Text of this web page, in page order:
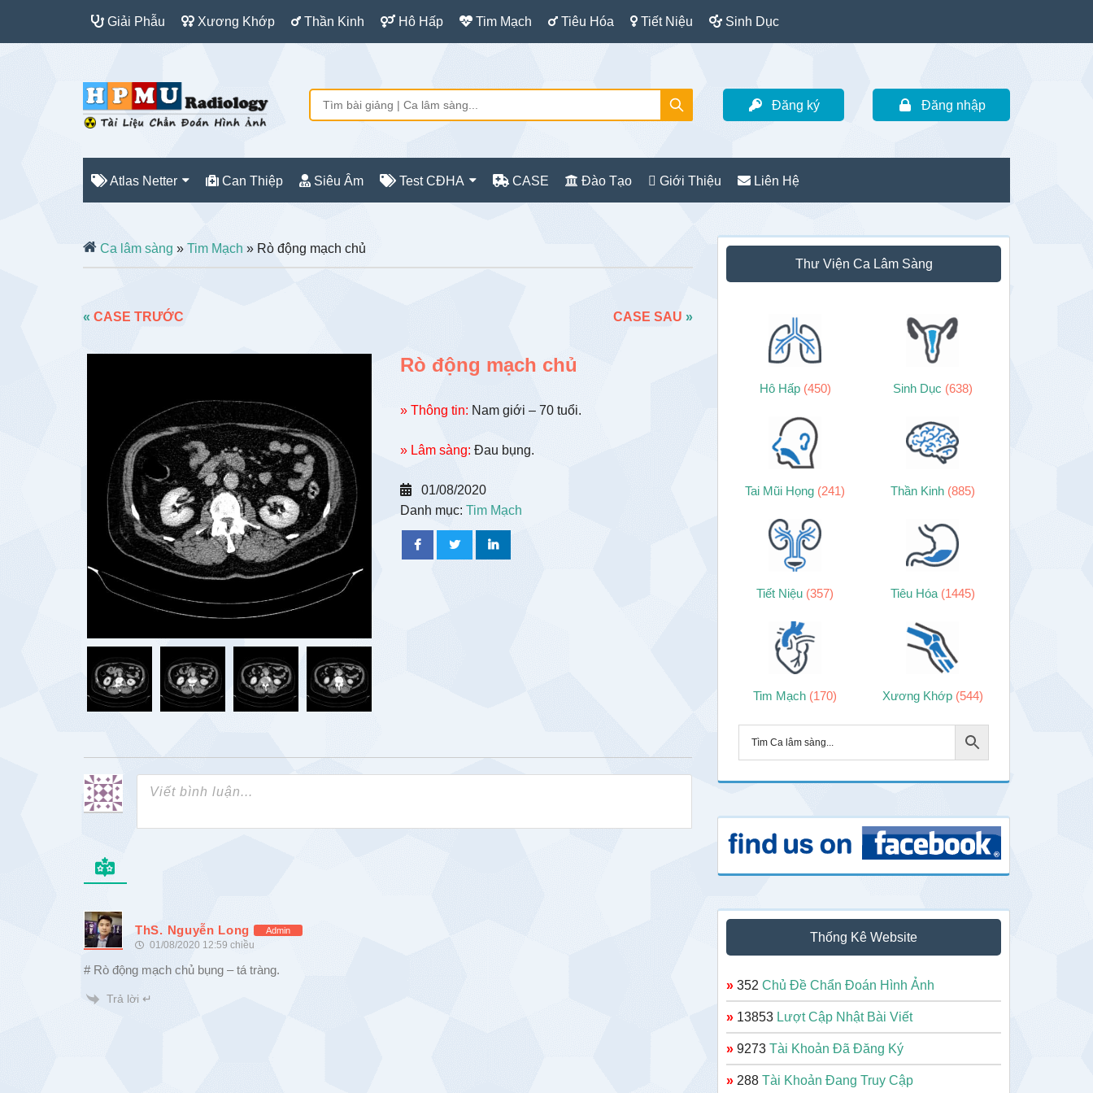
Giải Phẫu Xương Khớp Thần Kinh Hô Hấp Tim Mạch Tiêu Hóa Tiết Niệu Sinh Dục
Đăng ký Đăng nhập
Atlas Netter Can Thiệp Siêu Âm Test CĐHA CASE Đào Tạo Giới Thiệu Liên Hệ
Ca lâm sàng » Tim Mạch » Rò động mạch chủ
« CASE TRƯỚC CASE SAU »
Rò động mạch chủ
» Thông tin: Nam giới – 70 tuổi.
» Lâm sàng: Đau bụng.
01/08/2020
Danh mục: Tim Mạch
ThS. Nguyễn Long Admin
01/08/2020 12:59 chiều
# Rò động mạch chủ bụng – tá tràng.
Trả lời ↵
Sidebar
chính
Thư Viện Ca Lâm Sàng
Hô Hấp (450) Sinh Dục (638)
Tai Mũi Họng (241) Thần Kinh (885)
Tiết Niệu (357) Tiêu Hóa (1445)
Tim Mạch (170) Xương Khớp (544)
Thống Kê Website
» 352 Chủ Đề Chẩn Đoán Hình Ảnh
» 13853 Lượt Cập Nhật Bài Viết
» 9273 Tài Khoản Đã Đăng Ký
» 288 Tài Khoản Đang Truy Cập